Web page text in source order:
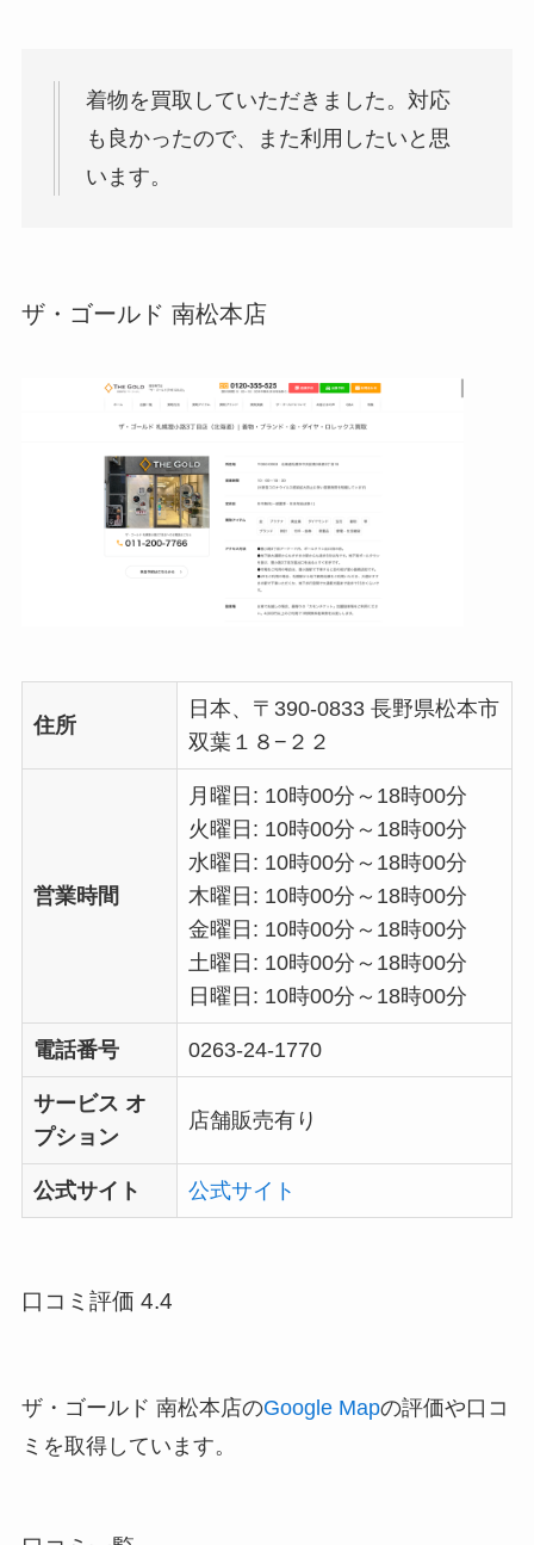
着物を買取していただきました。対応
も良かったので、また利用したいと思
います。
ザ・ゴールド 南松本店
住所
日本、〒390-0833 長野県松本市
双葉１８−２２
営業時間
月曜日: 10時00分～18時00分
火曜日: 10時00分～18時00分
水曜日: 10時00分～18時00分
木曜日: 10時00分～18時00分
金曜日: 10時00分～18時00分
土曜日: 10時00分～18時00分
日曜日: 10時00分～18時00分
電話番号 0263-24-1770
サービス オ
プション
店舗販売有り
公式サイト 公式サイト
口コミ評価 4.4
ザ・ゴールド 南松本店のGoogle Mapの評価や口コ
ミを取得しています。